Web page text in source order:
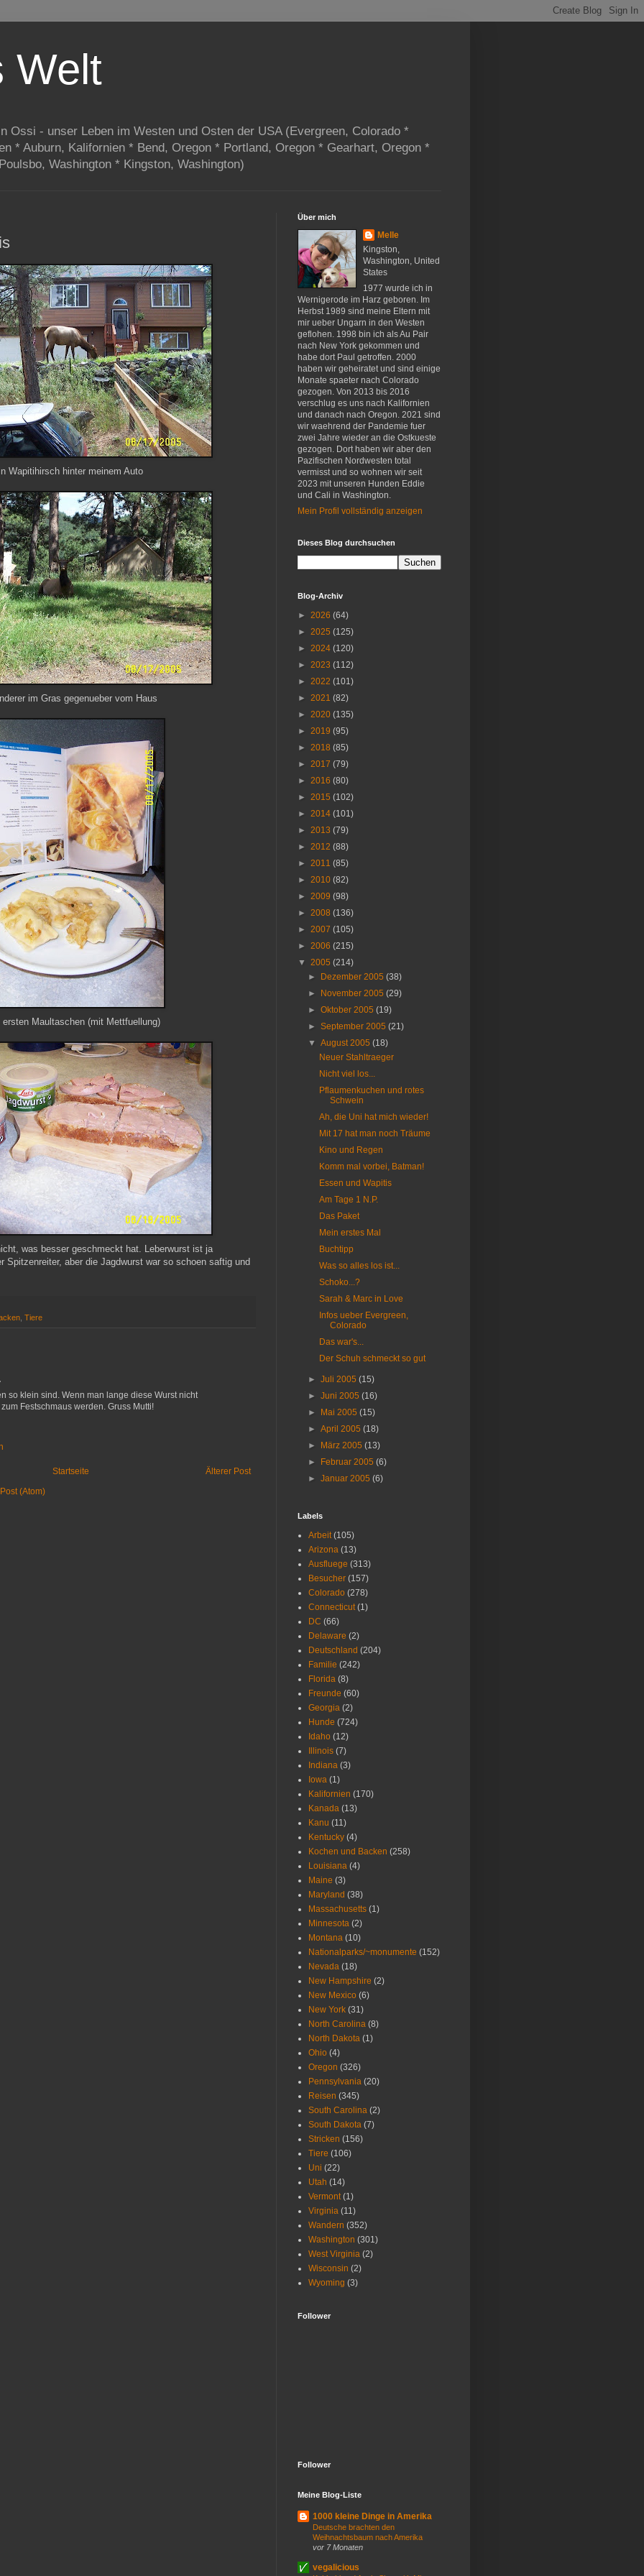
Welt
Ossi - unser Leben im Westen und Osten der USA (Evergreen, Colorado *
* Auburn, Kalifornien * Bend, Oregon * Portland, Oregon * Gearhart, Oregon *
Washington * Kingston, Washington)
Wapitihirsch hinter meinem Auto
im Gras gegenueber vom Haus
ersten Maultaschen (mit Mettfuellung)
was besser geschmeckt hat. Leberwurst ist ja
Spitzenreiter, aber die Jagdwurst war so schoen saftig und
Tiere
so klein sind. Wenn man lange diese Wurst nicht
Festschmaus werden. Gruss Mutti!
Älterer Post
Startseite
(Atom)
Über mich
Melle
Kingston,
Washington, United
States
1977 wurde ich in
Wernigerode im Harz geboren. Im
Herbst 1989 sind meine Eltern mit
mir ueber Ungarn in den Westen
geflohen. 1998 bin ich als Au Pair
nach New York gekommen und
habe dort Paul getroffen. 2000
haben wir geheiratet und sind einige
Monate spaeter nach Colorado
gezogen. Von 2013 bis 2016
verschlug es uns nach Kalifornien
und danach nach Oregon. 2021 sind
wir waehrend der Pandemie fuer
zwei Jahre wieder an die Ostkueste
gezogen. Dort haben wir aber den
Pazifischen Nordwesten total
vermisst und so wohnen wir seit
2023 mit unseren Hunden Eddie
und Cali in Washington.
Mein Profil vollständig anzeigen
Dieses Blog durchsuchen
Blog-Archiv
► 2026 (64)
► 2025 (125)
► 2024 (120)
► 2023 (112)
► 2022 (101)
► 2021 (82)
► 2020 (135)
► 2019 (95)
► 2018 (85)
► 2017 (79)
► 2016 (80)
► 2015 (102)
► 2014 (101)
► 2013 (79)
► 2012 (88)
► 2011 (85)
► 2010 (82)
► 2009 (98)
► 2008 (136)
► 2007 (105)
► 2006 (215)
▼ 2005 (214)
►
Dezember 2005(38)
►
November 2005(29)
►Oktober 2005(19)
►September 2005(21)
▼August 2005(18)
Neuer Stahltraeger
Nicht viel los...
Pflaumenkuchen und rotes
Schwein
Ah, die Uni hat mich wieder!
Mit 17 hat man noch Träume
Kino und Regen
Komm mal vorbei, Batman!
Essen und Wapitis
Am Tage 1 N.P.
Das Paket
Mein erstes Mal
Buchtipp
Was so alles los ist...
Schoko...?
Sarah & Marc in Love
Infos ueber Evergreen,
Colorado
Das war's...
Der Schuh schmeckt so gut
►Juli 2005(15)
►Juni 2005(16)
►
Mai 2005(15)
►April 2005(18)
►
März 2005(13)
►
Februar 2005(6)
►Januar 2005(6)
Labels
Arbeit (105)
Arizona (13)
Ausfluege (313)
Besucher (157)
Colorado (278)
Connecticut (1)
DC (66)
Delaware (2)
Deutschland (204)
Familie (242)
Florida (8)
Freunde (60)
Georgia (2)
Hunde (724)
Idaho (12)
Illinois (7)
Indiana (3)
Iowa (1)
Kalifornien (170)
Kanada (13)
Kanu (11)
Kentucky (4)
Kochen und Backen (258)
Louisiana (4)
Maine (3)
Maryland (38)
Massachusetts (1)
Minnesota (2)
Montana (10)
Nationalparks/~monumente (152)
Nevada (18)
New Hampshire (2)
New Mexico (6)
New York (31)
North Carolina (8)
North Dakota (1)
Ohio (4)
Oregon (326)
Pennsylvania (20)
Reisen (345)
South Carolina (2)
South Dakota (7)
Stricken (156)
Tiere (106)
Uni (22)
Utah (14)
Vermont (1)
Virginia (11)
Wandern (352)
Washington (301)
West Virginia (2)
Wisconsin (2)
Wyoming (3)
Follower
Follower
Meine Blog-Liste
1000 kleine Dinge in Amerika
Deutsche brachten den
Weihnachtsbaum nach Amerika
vor 7 Monaten
vegalicious